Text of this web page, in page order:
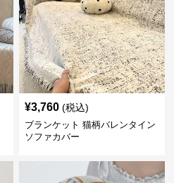
¥3,760 (税込)
ブランケット 猫柄バレンタイン
ソファカバー